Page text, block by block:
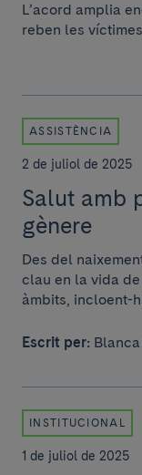
L’acord amplia
reben les
ASSISTÈNCIA
2 de juliol de 2025
Salut amb
gènere
Des del
clau en la vida
àmbits, incloent-
Escrit per:
INSTITUCIONAL
1 de juliol de 2025